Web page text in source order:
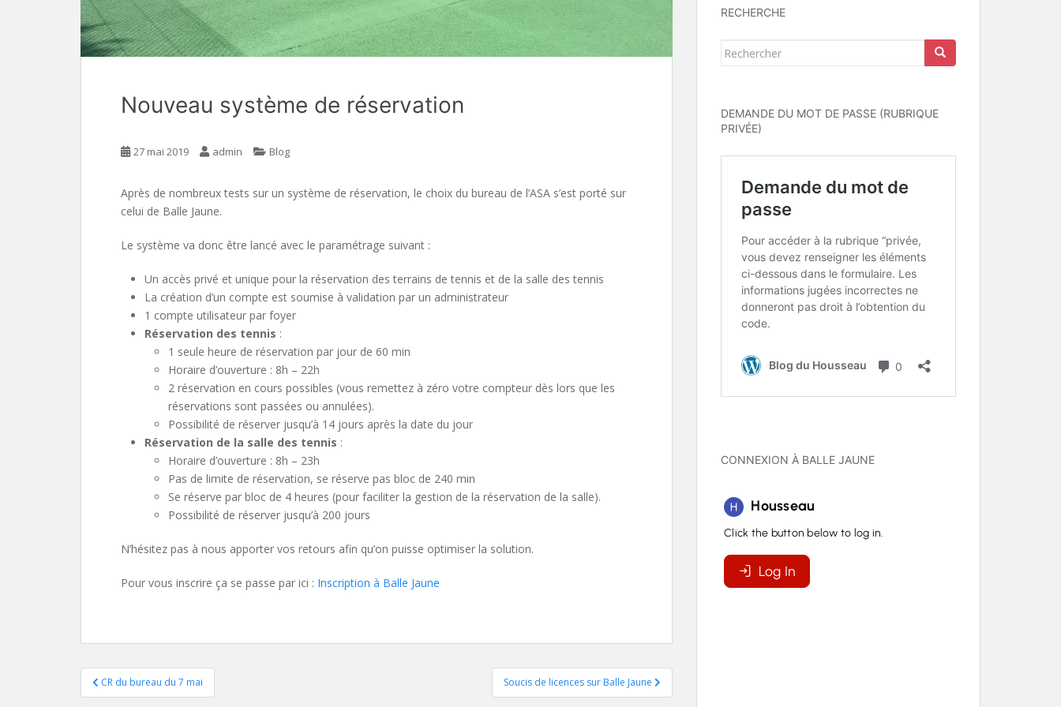
Nouveau système de réservation
27 mai 2019 admin Blog
Après de nombreux tests sur un système de réservation, le choix du bureau de l’ASA s’est porté sur
celui de Balle Jaune.
Le système va donc être lancé avec le paramétrage suivant :
Un accès privé et unique pour la réservation des terrains de tennis et de la salle des tennis
La création d’un compte est soumise à validation par un administrateur
1 compte utilisateur par foyer
Réservation des tennis :
1 seule heure de réservation par jour de 60 min
Horaire d’ouverture : 8h – 22h
2 réservation en cours possibles (vous remettez à zéro votre compteur dès lors que les
réservations sont passées ou annulées).
Possibilité de réserver jusqu’à 14 jours après la date du jour
Réservation de la salle des tennis :
Horaire d’ouverture : 8h – 23h
Pas de limite de réservation, se réserve pas bloc de 240 min
Se réserve par bloc de 4 heures (pour faciliter la gestion de la réservation de la salle).
Possibilité de réserver jusqu’à 200 jours
N’hésitez pas à nous apporter vos retours afin qu’on puisse optimiser la solution.
Pour vous inscrire ça se passe par ici : Inscription à Balle Jaune
Navigation
CR du bureau du 7 mai Soucis de licences sur Balle Jaune
RECHERCHE
Rechercher...
DEMANDE DU MOT DE PASSE (RUBRIQUE
PRIVÉE)
CONNEXION À BALLE JAUNE